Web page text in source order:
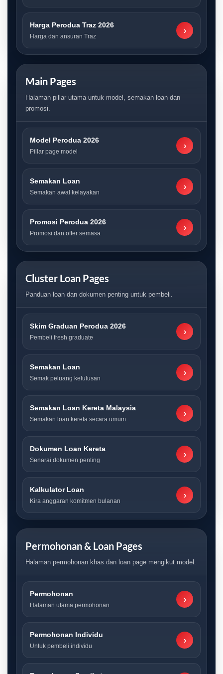
Harga Perodua Traz 2026
Harga dan ansuran Traz
›
Main Pages
Halaman pillar utama untuk model, semakan loan dan
promosi.
Model Perodua 2026
Pillar page model
›
Semakan Loan
Semakan awal kelayakan
›
Promosi Perodua 2026
Promosi dan offer semasa
›
Cluster Loan Pages
Panduan loan dan dokumen penting untuk pembeli.
Skim Graduan Perodua 2026
Pembeli fresh graduate
›
Semakan Loan
Semak peluang kelulusan
›
Semakan Loan Kereta Malaysia
Semakan loan kereta secara umum
›
Dokumen Loan Kereta
Senarai dokumen penting
›
Kalkulator Loan
Kira anggaran komitmen bulanan
›
Permohonan & Loan Pages
Halaman permohonan khas dan loan page mengikut model.
Permohonan
Halaman utama permohonan
›
Permohonan Individu
Untuk pembeli individu
›